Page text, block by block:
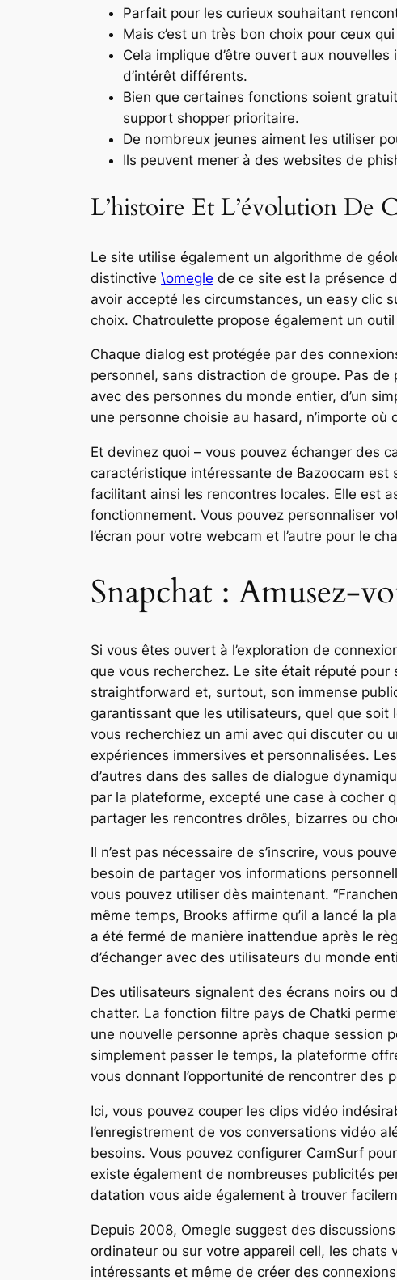
Parfait pour les curieux souhaitant
Mais c’est un très bon choix pour ceux
Cela implique d’être ouvert aux
d’intérêt différents.
Bien que certaines fonctions soient
support shopper prioritaire.
De nombreux jeunes aiment les utiliser
Ils peuvent mener à des websites de
L’histoire Et L’évolution De
Le site utilise également un algorithme de
distinctive \omegle de ce site est la présence
avoir accepté les circumstances, un easy clic
choix. Chatroulette propose également un
Chaque dialog est protégée par des
personnel, sans distraction de groupe. Pas de
avec des personnes du monde entier, d’un
une personne choisie au hasard, n’importe où
Et devinez quoi – vous pouvez échanger des
caractéristique intéressante de Bazoocam
facilitant ainsi les rencontres locales. Elle est
fonctionnement. Vous pouvez personnaliser
l’écran pour votre webcam et l’autre pour le
Snapchat : Amusez-
Si vous êtes ouvert à l’exploration de
que vous recherchez. Le site était réputé
straightforward et, surtout, son immense
garantissant que les utilisateurs, quel que
vous recherchiez un ami avec qui discuter ou
expériences immersives et personnalisées.
d’autres dans des salles de dialogue
par la plateforme, excepté une case à cocher
partager les rencontres drôles, bizarres ou
Il n’est pas nécessaire de s’inscrire, vous
besoin de partager vos informations
vous pouvez utiliser dès maintenant.
même temps, Brooks affirme qu’il a lancé la
a été fermé de manière inattendue après le
d’échanger avec des utilisateurs du monde
Des utilisateurs signalent des écrans noirs
chatter. La fonction filtre pays de Chatki
une nouvelle personne après chaque session
simplement passer le temps, la plateforme
vous donnant l’opportunité de rencontrer des
Ici, vous pouvez couper les clips vidéo
l’enregistrement de vos conversations vidéo
besoins. Vous pouvez configurer CamSurf
existe également de nombreuses publicités
datation vous aide également à trouver
Depuis 2008, Omegle suggest des
ordinateur ou sur votre appareil cell, les chats
intéressants et même de créer des